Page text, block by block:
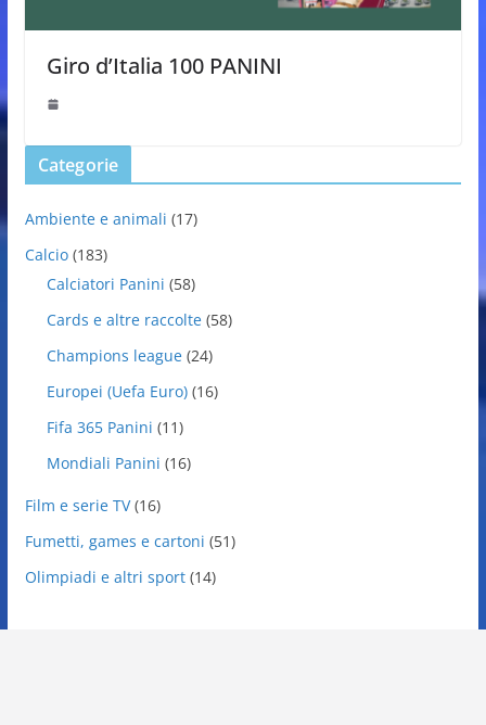
Giro d’Italia 100 PANINI
Categorie
Ambiente e animali (17)
Calcio(183)
Calciatori Panini (58)
Cards e altre raccolte(58)
Champions league(24)
Europei (Uefa Euro)(16)
Fifa 365 Panini (11)
Mondiali Panini (16)
Film e serie TV(16)
Fumetti, games e cartoni (51)
Olimpiadi e altri sport(14)